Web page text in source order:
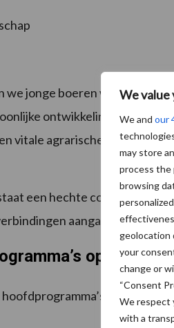
We value
We and our
may store
process the
browsing
geolocation
your
change or
“Consent
We respect
with a
jonge boeren weerbaarder
ontwikkeling én bij het
vitale agrarische sector
een hechte community
aangaan.
op maat
elk